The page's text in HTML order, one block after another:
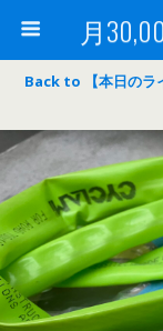
Back to 【本日のラ